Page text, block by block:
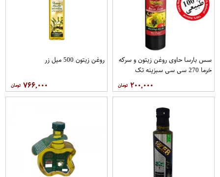
سس بارسا حاوی روغن زیتون و سرکه
خرما 270 سی سی سبزینه تک
۲۰۰,۰۰۰
روغن زیتون 500 میل زر
۷۶۶,۰۰۰